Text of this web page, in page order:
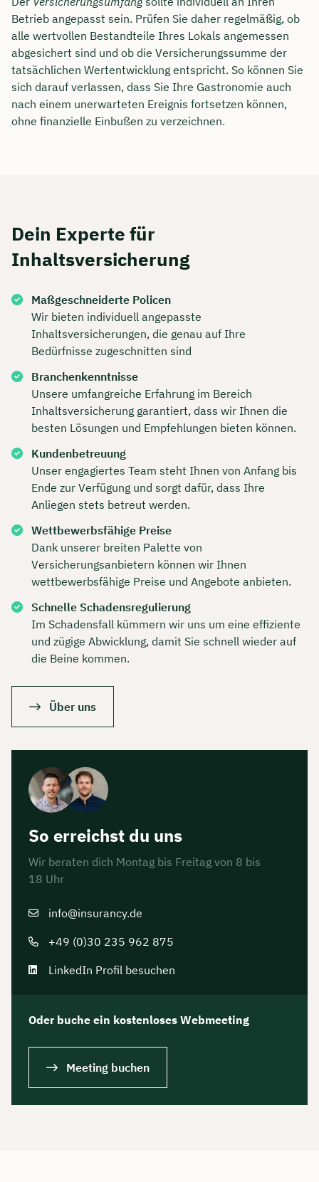
Betrieb angepasst sein. Prüfen Sie daher regelmäßig, ob
alle wertvollen Bestandteile Ihres Lokals angemessen
abgesichert sind und ob die Versicherungssumme der
tatsächlichen Wertentwicklung entspricht. So können Sie
sich darauf verlassen, dass Sie Ihre Gastronomie auch
nach einem unerwarteten Ereignis fortsetzen können,
ohne finanzielle Einbußen zu verzeichnen.
Dein Experte für
Inhaltsversicherung
Maßgeschneiderte Policen
Wir bieten individuell angepasste
Inhaltsversicherungen, die genau auf Ihre
Bedürfnisse zugeschnitten sind
Branchenkenntnisse
Unsere umfangreiche Erfahrung im Bereich
Inhaltsversicherung garantiert, dass wir Ihnen die
besten Lösungen und Empfehlungen bieten können.
Kundenbetreuung
Unser engagiertes Team steht Ihnen von Anfang bis
Ende zur Verfügung und sorgt dafür, dass Ihre
Anliegen stets betreut werden.
Wettbewerbsfähige Preise
Dank unserer breiten Palette von
Versicherungsanbietern können wir Ihnen
wettbewerbsfähige Preise und Angebote anbieten.
Schnelle Schadensregulierung
Im Schadensfall kümmern wir uns um eine effiziente
und zügige Abwicklung, damit Sie schnell wieder auf
die Beine kommen.
Über uns
So erreichst du uns
Wir beraten dich Montag bis Freitag von 8 bis
18 Uhr
info@insurancy.de
+49 (0)30 235 962 875
LinkedIn Profil besuchen
Oder buche ein kostenloses Webmeeting
Meeting buchen
Dauer: ca. 30 Minuten
Kostenfrei & unverbindlich
🗓️ Wählen Sie jetzt Ihren Wunschtermin: